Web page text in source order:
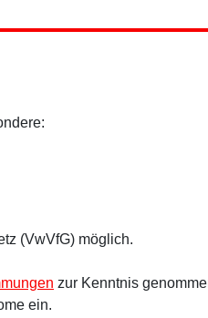
(VwVfG) möglich.
zur Kenntnis
ein.